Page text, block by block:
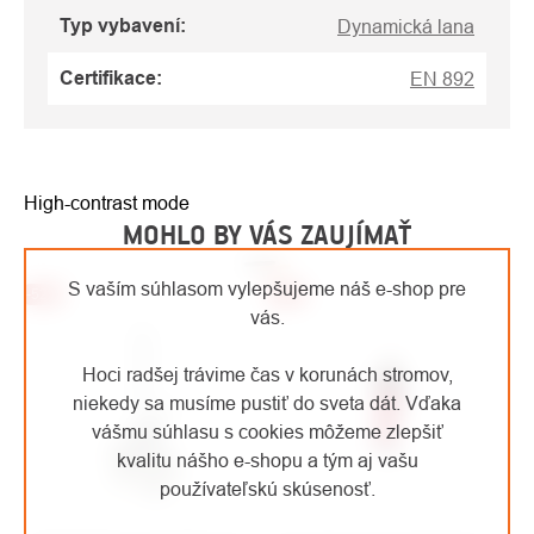
S vaším súhlasom vylepšujeme náš e-shop pre
vás.
Hoci radšej trávime čas v korunách stromov,
niekedy sa musíme pustiť do sveta dát. Vďaka
vášmu súhlasu s cookies môžeme zlepšiť
kvalitu nášho e-shopu a tým aj vašu
používateľskú skúsenosť.
Typ vybavení: Dynamická lana
Certifikace: EN 892
High-contrast mode
MOHLO BY VÁS ZAUJÍMAŤ
-36%